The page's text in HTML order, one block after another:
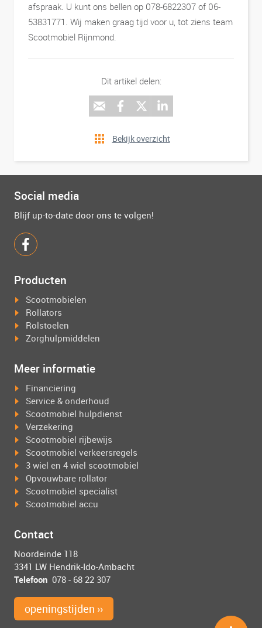
afspraak. U kunt ons bellen op 078-6822307 of 06-
53831771. Wij maken graag tijd voor u, tot ziens team
Scootmobiel Rijnmond.
Dit artikel delen:
Bekijk overzicht
Social media
Blijf up-to-date door ons te volgen!
Producten
Scootmobielen
Rollators
Rolstoelen
Zorghulpmiddelen
Meer informatie
Financiering
Service & onderhoud
Scootmobiel hulpdienst
Verzekering
Scootmobiel rijbewijs
Scootmobiel verkeersregels
3 wiel en 4 wiel scootmobiel
Opvouwbare rollator
Scootmobiel specialist
Scootmobiel accu
Contact
Noordeinde 118
3341 LW Hendrik-Ido-Ambacht
Telefoon 078 - 68 22 307
openingstijden ››